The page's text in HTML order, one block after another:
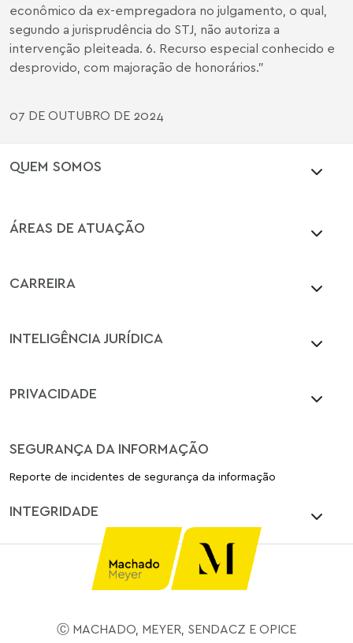
econômico da ex-empregadora no julgamento, o qual,
segundo a jurisprudência do STJ, não autoriza a
intervenção pleiteada. 6. Recurso especial conhecido e
desprovido, com majoração de honorários.”
07 DE OUTUBRO DE 2024
QUEM SOMOS
ÁREAS DE ATUAÇÃO
CARREIRA
INTELIGÊNCIA JURÍDICA
PRIVACIDADE
SEGURANÇA DA INFORMAÇÃO
Reporte de incidentes de segurança da informação
INTEGRIDADE
Ⓒ MACHADO, MEYER, SENDACZ E OPICE